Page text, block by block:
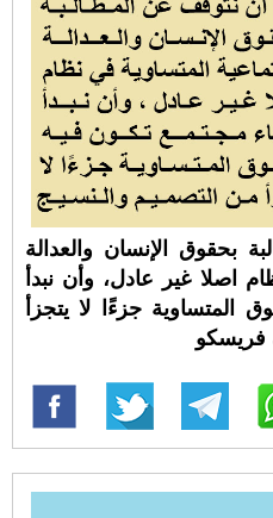
بحقوق الإنسان والعدالة
اصلا غير عادل، وأن نبدأ
المتساوية جزءًا لا يتجزأ
فريسكو